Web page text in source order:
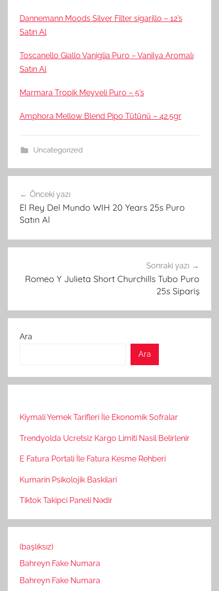
Dannemann Moods Silver Filter sigarillo – 12’s
Satın Al
Toscanello Giallo Vaniglia Puro – Vanilya Aromalı
Satın Al
Marmara Tropik Meyveli Puro – 5’s
Amphora Mellow Blend Pipo Tütünü – 42.5gr
Uncategorized
gezinmesi
Önceki yazı
El Rey Del Mundo WIH 20 Years 25s Puro
Satın Al
Sonraki yazı
Romeo Y Julieta Short Churchills Tubo Puro
25s Sipariş
Ara
Ara
Kiymali Yemek Tarifleri İle Ekonomik Sofralar
Trendyolda Ucretsiz Kargo Limiti Nasil Belirlenir
E Fatura Portali İle Fatura Kesme Rehberi
Kumarin Psikolojik Baskilari
Tiktok Takipci Paneli Nədir
(başlıksız)
Bahreyn Fake Numara
Bahreyn Fake Numara